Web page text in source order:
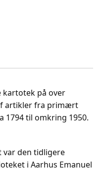
kartotek på over
artikler fra primært
1794 til omkring 1950.
var den tidligere
i Aarhus Emanuel